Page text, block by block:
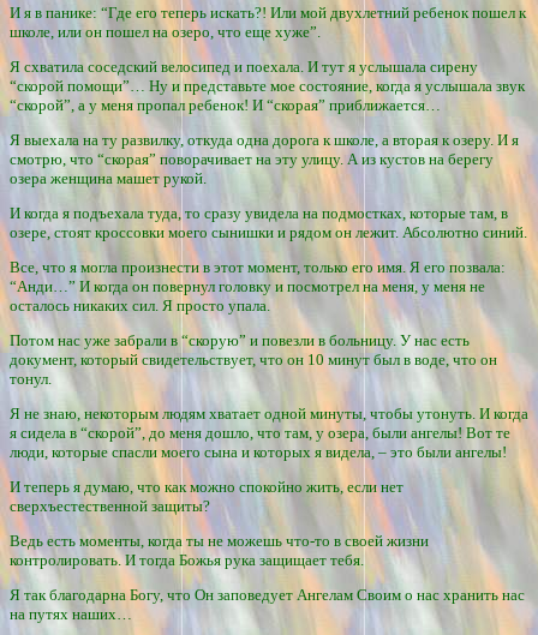
И я в панике: “Где его теперь искать?! Или мой двухлетний ребенок пошел к
школе, или он пошел на озеро, что еще хуже”.
Я схватила соседский велосипед и поехала. И тут я услышала сирену
“скорой помощи”… Ну и представьте мое состояние, когда я услышала звук
“скорой”, а у меня пропал ребенок! И “скорая” приближается…
Я выехала на ту развилку, откуда одна дорога к школе, а вторая к озеру. И я
смотрю, что “скорая” поворачивает на эту улицу. А из кустов на берегу
озера женщина машет рукой.
И когда я подъехала туда, то сразу увидела на подмостках, которые там, в
озере, стоят кроссовки моего сынишки и рядом он лежит. Абсолютно синий.
Все, что я могла произнести в этот момент, только его имя. Я его позвала:
“Анди…” И когда он повернул головку и посмотрел на меня, у меня не
осталось никаких сил. Я просто упала.
Потом нас уже забрали в “скорую” и повезли в больницу. У нас есть
документ, который свидетельствует, что он 10 минут был в воде, что он
тонул.
Я не знаю, некоторым людям хватает одной минуты, чтобы утонуть. И когда
я сидела в “скорой”, до меня дошло, что там, у озера, были ангелы! Вот те
люди, которые спасли моего сына и которых я видела, – это были ангелы!
И теперь я думаю, что как можно спокойно жить, если нет
сверхъестественной защиты?
Ведь есть моменты, когда ты не можешь что-то в своей жизни
контролировать. И тогда Божья рука защищает тебя.
Я так благодарна Богу, что Он заповедует Ангелам Своим о нас хранить нас
на путях наших…